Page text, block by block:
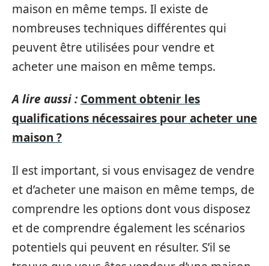
maison en même temps. Il existe de
nombreuses techniques différentes qui
peuvent être utilisées pour vendre et
acheter une maison en même temps.
A lire aussi : Comment obtenir les
qualifications nécessaires pour acheter une
maison ?
Il est important, si vous envisagez de vendre
et d’acheter une maison en même temps, de
comprendre les options dont vous disposez
et de comprendre également les scénarios
potentiels qui peuvent en résulter. S’il se